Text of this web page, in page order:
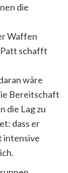
die
Waffen
schafft
wäre
Bereitschaft
die Lag zu
dass er
intensive